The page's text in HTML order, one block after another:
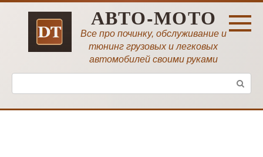
Перейти
АВТО-МОТО
Все про починку, обслуживание и
тюнинг грузовых и легковых
автомобилей своими руками
Поиск: